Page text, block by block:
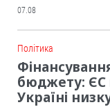
07.08
Політика
бюджету: ЄС
Україні